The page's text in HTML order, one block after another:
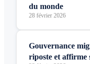
du monde
28 février 2026
Gouvernance
riposte et affirme